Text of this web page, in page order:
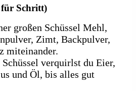
Schritt)
großen Schüssel Mehl,
Zimt, Backpulver,
miteinander.
verquirlst du Eier,
und Öl, bis alles gut